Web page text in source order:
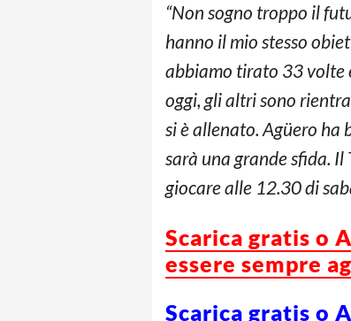
“Non sogno troppo il
hanno il mio stesso
abbiamo tirato 33 volte
oggi, gli altri sono
si è allenato. Agüero ha
sarà una grande sfida.
giocare alle 12.30 di
Scarica gratis o
essere sempre
Scarica gratis o